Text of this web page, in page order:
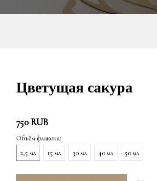
Цветущая сакура
750RUB
Объём флакона:
2,5 мл
15 мл 30 мл 40 мл 50 мл